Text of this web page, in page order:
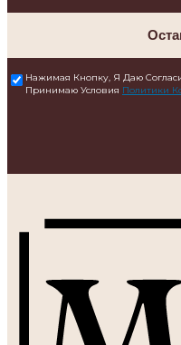
Нажимая Кнопку, Я Даю
Принимаю Условия Политики